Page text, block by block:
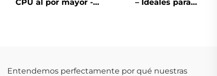
CPU al por mayor -
– Ideales para
Entendemos perfectamente por qué nuestras